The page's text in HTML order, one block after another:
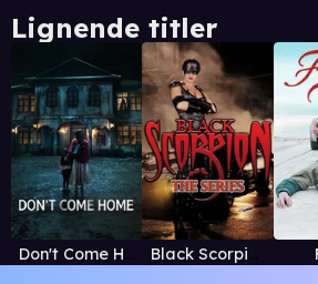
Lignende titler
Don't Come Home Black Scorpion